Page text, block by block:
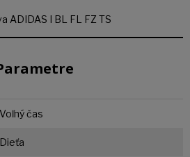
ADIDAS I BL FL FZ TS
Voľný čas
Dieťa